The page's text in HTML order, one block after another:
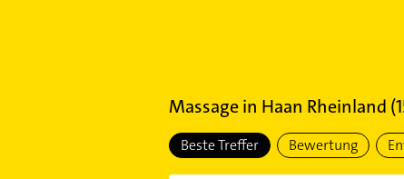
Massagein Haan Rheinland (
Beste Treffer Bewertung